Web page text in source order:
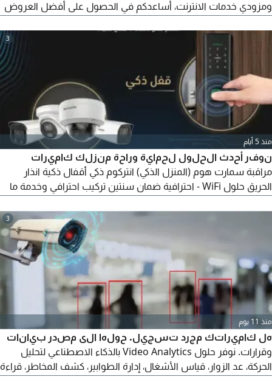
ومزودي خدمات الانترنت، أساعدكم في الحصول على أفضل العروض
وDedicated سرعات عالية واتصال مستقر تجهيز وربط الشبكات
وWiFi - مناسب للشركات والفعاليات والمشاريع متابعة فنية أرسل
موقعك والسرعة المطلوبة للحصول على عرض سعر منافس
3
منذ 5 أيام
نوفر أحدث الحلول لحماية وراحة منزلك كاميرات
مراقبة سمارت هوم (المنزل الذكي) انتركوم ذكي أقفال ذكية انذار
الحريق حلول WiFi - احترافية ضمان سنتين تركيب احترافي وخدمة ما
3
منذ 11 يوم
هل كاميراتك مجرد تسجيل. حولها الى مصدر بيانات
وقرارات. نوفر حلول Video Analytics بالذكاء الاصطناعي لتحليل
الحركة، عد الزوار، قياس الأشغال، إدارة الطوابير، كشف المخاطر، قراءة